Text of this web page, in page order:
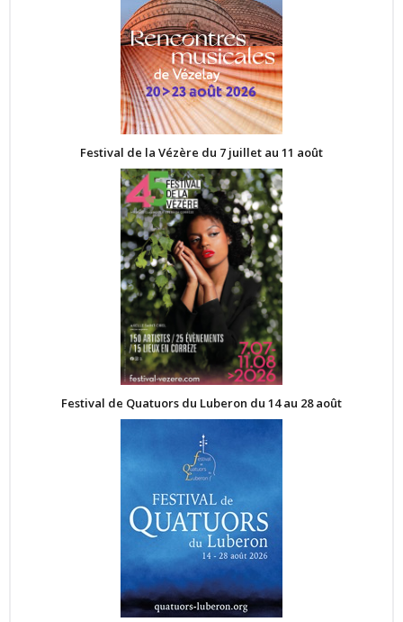
Festival de la Vézère du 7 juillet au 11 août
Festival de Quatuors du Luberon du 14 au 28 août